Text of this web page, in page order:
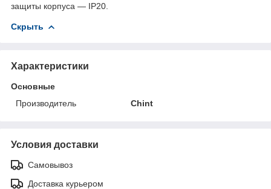
защиты корпуса — IP20.
Скрыть
Характеристики
Основные
Производитель
Chint
Условия доставки
Самовывоз
Доставка курьером